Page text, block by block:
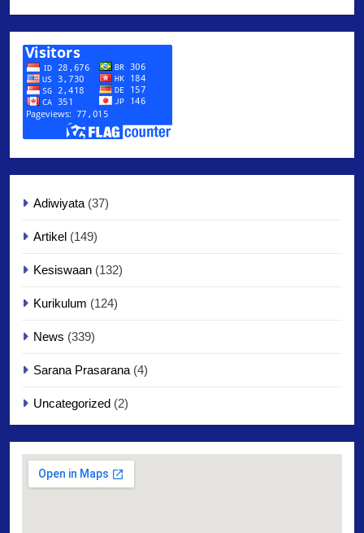
Adiwiyata (37)
Artikel (149)
Kesiswaan (132)
Kurikulum (124)
News (339)
Sarana Prasarana (4)
Uncategorized (2)